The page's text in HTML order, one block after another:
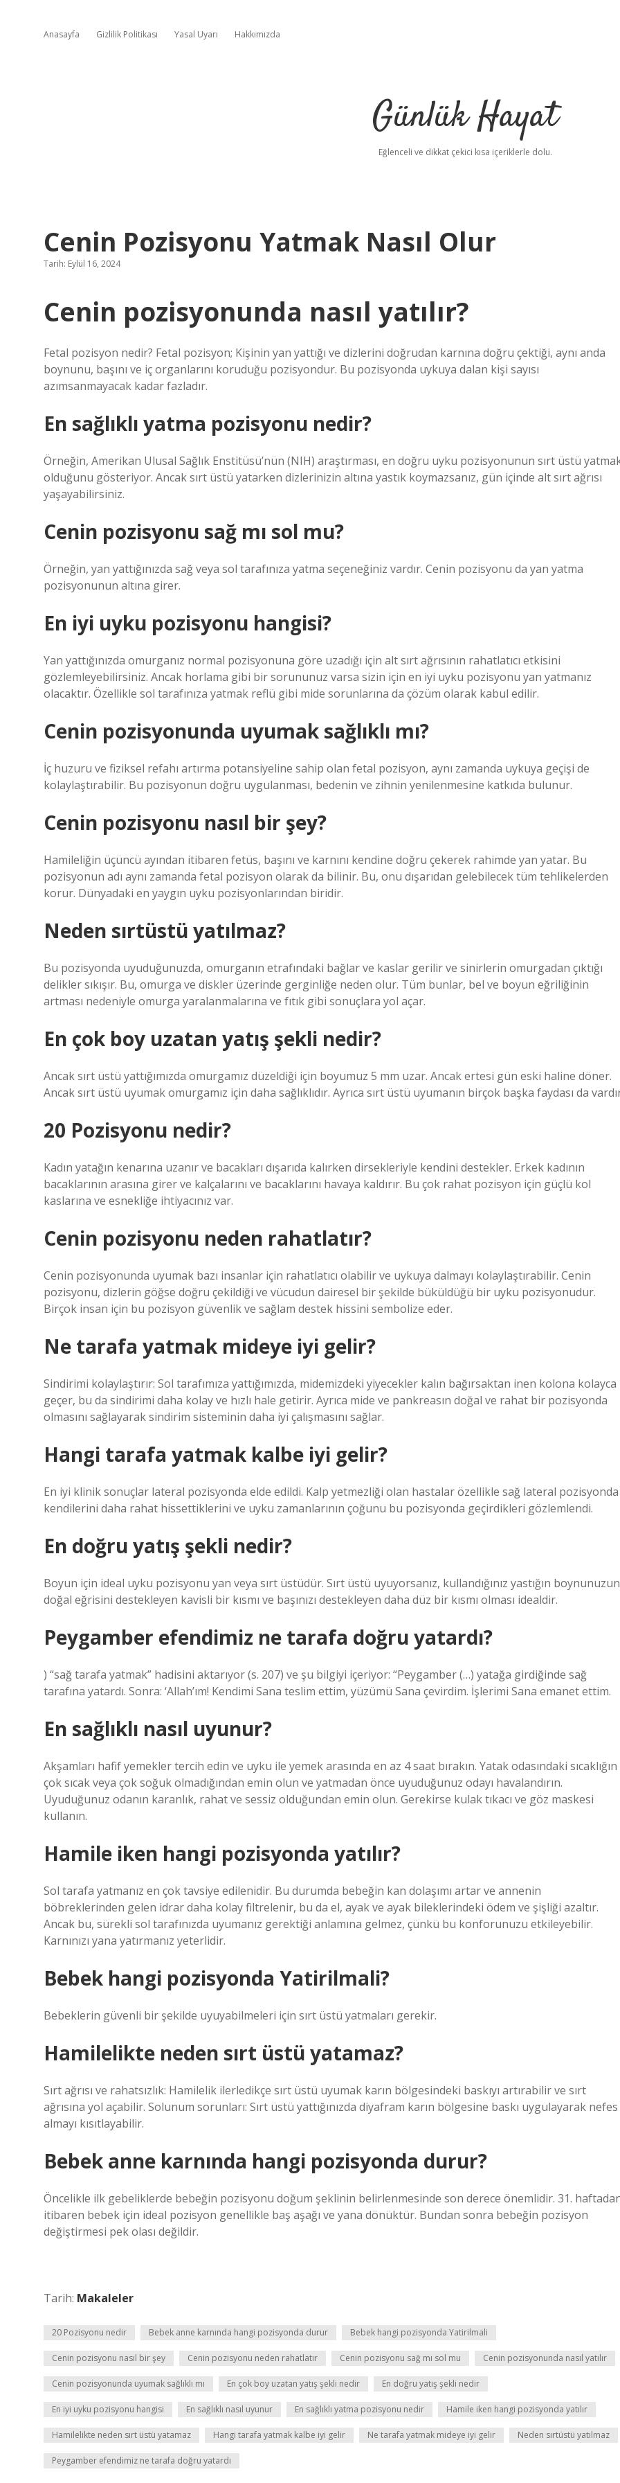
Anasayfa Gizlilik Politikası Yasal Uyarı Hakkımızda
Günlük Hayat
Eğlenceli ve dikkat çekici kısa içeriklerle dolu.
Cenin Pozisyonu Yatmak Nasıl Olur
Tarih: Eylül 16, 2024
Cenin pozisyonunda nasıl yatılır?
Fetal pozisyon nedir? Fetal pozisyon; Kişinin yan yattığı ve dizlerini doğrudan karnına doğru çektiği, aynı anda
boynunu, başını ve iç organlarını koruduğu pozisyondur. Bu pozisyonda uykuya dalan kişi sayısı
azımsanmayacak kadar fazladır.
En sağlıklı yatma pozisyonu nedir?
Örneğin, Amerikan Ulusal Sağlık Enstitüsü’nün (NIH) araştırması, en doğru uyku pozisyonunun sırt üstü
olduğunu gösteriyor. Ancak sırt üstü yatarken dizlerinizin altına yastık koymazsanız, gün içinde alt sırt ağrısı
yaşayabilirsiniz.
Cenin pozisyonu sağ mı sol mu?
Örneğin, yan yattığınızda sağ veya sol tarafınıza yatma seçeneğiniz vardır. Cenin pozisyonu da yan yatma
pozisyonunun altına girer.
En iyi uyku pozisyonu hangisi?
Yan yattığınızda omurganız normal pozisyonuna göre uzadığı için alt sırt ağrısının rahatlatıcı etkisini
gözlemleyebilirsiniz. Ancak horlama gibi bir sorununuz varsa sizin için en iyi uyku pozisyonu yan yatmanız
olacaktır. Özellikle sol tarafınıza yatmak reflü gibi mide sorunlarına da çözüm olarak kabul edilir.
Cenin pozisyonunda uyumak sağlıklı mı?
İç huzuru ve fiziksel refahı artırma potansiyeline sahip olan fetal pozisyon, aynı zamanda uykuya geçişi de
kolaylaştırabilir. Bu pozisyonun doğru uygulanması, bedenin ve zihnin yenilenmesine katkıda bulunur.
Cenin pozisyonu nasıl bir şey?
Hamileliğin üçüncü ayından itibaren fetüs, başını ve karnını kendine doğru çekerek rahimde yan yatar. Bu
pozisyonun adı aynı zamanda fetal pozisyon olarak da bilinir. Bu, onu dışarıdan gelebilecek tüm tehlikelerden
korur. Dünyadaki en yaygın uyku pozisyonlarından biridir.
Neden sırtüstü yatılmaz?
Bu pozisyonda uyuduğunuzda, omurganın etrafındaki bağlar ve kaslar gerilir ve sinirlerin omurgadan çıktığı
delikler sıkışır. Bu, omurga ve diskler üzerinde gerginliğe neden olur. Tüm bunlar, bel ve boyun eğriliğinin
artması nedeniyle omurga yaralanmalarına ve fıtık gibi sonuçlara yol açar.
En çok boy uzatan yatış şekli nedir?
Ancak sırt üstü yattığımızda omurgamız düzeldiği için boyumuz 5 mm uzar. Ancak ertesi gün eski haline döner.
Ancak sırt üstü uyumak omurgamız için daha sağlıklıdır. Ayrıca sırt üstü uyumanın birçok başka faydası da
20 Pozisyonu nedir?
Kadın yatağın kenarına uzanır ve bacakları dışarıda kalırken dirsekleriyle kendini destekler. Erkek kadının
bacaklarının arasına girer ve kalçalarını ve bacaklarını havaya kaldırır. Bu çok rahat pozisyon için güçlü kol
kaslarına ve esnekliğe ihtiyacınız var.
Cenin pozisyonu neden rahatlatır?
Cenin pozisyonunda uyumak bazı insanlar için rahatlatıcı olabilir ve uykuya dalmayı kolaylaştırabilir. Cenin
pozisyonu, dizlerin göğse doğru çekildiği ve vücudun dairesel bir şekilde büküldüğü bir uyku pozisyonudur.
Birçok insan için bu pozisyon güvenlik ve sağlam destek hissini sembolize eder.
Ne tarafa yatmak mideye iyi gelir?
Sindirimi kolaylaştırır: Sol tarafımıza yattığımızda, midemizdeki yiyecekler kalın bağırsaktan inen kolona kolayca
geçer, bu da sindirimi daha kolay ve hızlı hale getirir. Ayrıca mide ve pankreasın doğal ve rahat bir pozisyonda
olmasını sağlayarak sindirim sisteminin daha iyi çalışmasını sağlar.
Hangi tarafa yatmak kalbe iyi gelir?
En iyi klinik sonuçlar lateral pozisyonda elde edildi. Kalp yetmezliği olan hastalar özellikle sağ lateral pozisyonda
kendilerini daha rahat hissettiklerini ve uyku zamanlarının çoğunu bu pozisyonda geçirdikleri gözlemlendi.
En doğru yatış şekli nedir?
Boyun için ideal uyku pozisyonu yan veya sırt üstüdür. Sırt üstü uyuyorsanız, kullandığınız yastığın boynunuzun
doğal eğrisini destekleyen kavisli bir kısmı ve başınızı destekleyen daha düz bir kısmı olması idealdir.
Peygamber efendimiz ne tarafa doğru yatardı?
) “sağ tarafa yatmak” hadisini aktarıyor (s. 207) ve şu bilgiyi içeriyor: “Peygamber (…) yatağa girdiğinde sağ
tarafına yatardı. Sonra: ‘Allah’ım! Kendimi Sana teslim ettim, yüzümü Sana çevirdim. İşlerimi Sana emanet ettim.
En sağlıklı nasıl uyunur?
Akşamları hafif yemekler tercih edin ve uyku ile yemek arasında en az 4 saat bırakın. Yatak odasındaki sıcaklığın
çok sıcak veya çok soğuk olmadığından emin olun ve yatmadan önce uyuduğunuz odayı havalandırın.
Uyuduğunuz odanın karanlık, rahat ve sessiz olduğundan emin olun. Gerekirse kulak tıkacı ve göz maskesi
kullanın.
Hamile iken hangi pozisyonda yatılır?
Sol tarafa yatmanız en çok tavsiye edilenidir. Bu durumda bebeğin kan dolaşımı artar ve annenin
böbreklerinden gelen idrar daha kolay filtrelenir, bu da el, ayak ve ayak bileklerindeki ödem ve şişliği azaltır.
Ancak bu, sürekli sol tarafınızda uyumanız gerektiği anlamına gelmez, çünkü bu konforunuzu etkileyebilir.
Karnınızı yana yatırmanız yeterlidir.
Bebek hangi pozisyonda Yatirilmali?
Bebeklerin güvenli bir şekilde uyuyabilmeleri için sırt üstü yatmaları gerekir.
Hamilelikte neden sırt üstü yatamaz?
Sırt ağrısı ve rahatsızlık: Hamilelik ilerledikçe sırt üstü uyumak karın bölgesindeki baskıyı artırabilir ve sırt
ağrısına yol açabilir. Solunum sorunları: Sırt üstü yattığınızda diyafram karın bölgesine baskı uygulayarak nefes
almayı kısıtlayabilir.
Bebek anne karnında hangi pozisyonda durur?
Öncelikle ilk gebeliklerde bebeğin pozisyonu doğum şeklinin belirlenmesinde son derece önemlidir. 31.
itibaren bebek için ideal pozisyon genellikle baş aşağı ve yana dönüktür. Bundan sonra bebeğin pozisyon
değiştirmesi pek olası değildir.
Tarih: Makaleler
20 Pozisyonu nedir Bebek anne karnında hangi pozisyonda durur Bebek hangi pozisyonda Yatirilmali
Cenin pozisyonu nasıl bir şey Cenin pozisyonu neden rahatlatır Cenin pozisyonu sağ mı sol mu Cenin pozisyonunda nasıl yatılır
Cenin pozisyonunda uyumak sağlıklı mı En çok boy uzatan yatış şekli nedir En doğru yatış şekli nedir
En iyi uyku pozisyonu hangisi En sağlıklı nasıl uyunur En sağlıklı yatma pozisyonu nedir Hamile iken hangi pozisyonda yatılır
Hamilelikte neden sırt üstü yatamaz Hangi tarafa yatmak kalbe iyi gelir Ne tarafa yatmak mideye iyi gelir Neden sırtüstü yatılmaz
Peygamber efendimiz ne tarafa doğru yatardı